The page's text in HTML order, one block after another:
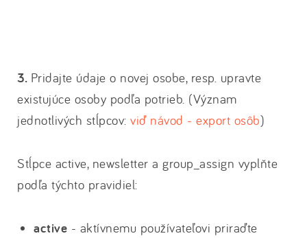
3. Pridajte údaje o novej osobe, resp. upravte
existujúce osoby podľa potrieb. (Význam
jednotlivých stĺpcov: viď návod - export osôb)
Stĺpce active, newsletter a group_assign vyplňte
podľa týchto pravidiel:
active - aktívnemu používateľovi priraďte